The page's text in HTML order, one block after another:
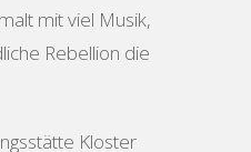
mit viel Musik,
Rebellion die
Kloster